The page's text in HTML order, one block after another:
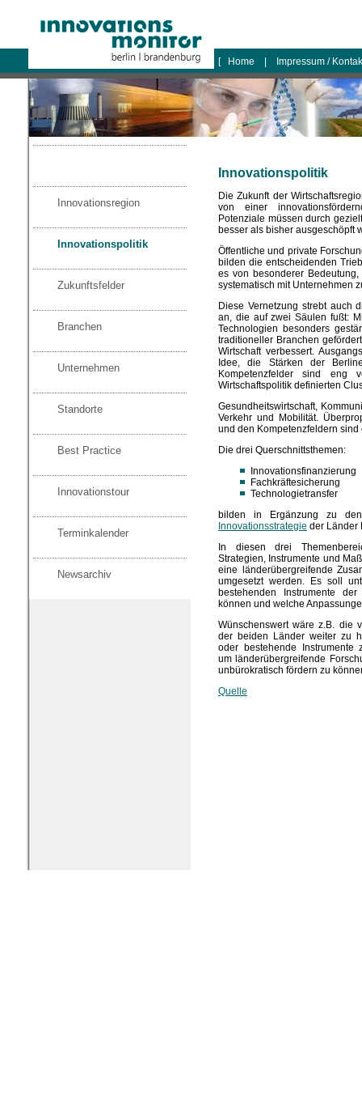
logo
[ Home Impressum /
Innovationsregion
Innovationspolitik
Zukunftsfelder
Branchen
Unternehmen
Standorte
Best Practice
Innovationstour
Terminkalender
Newsarchiv
Innovationspolitik
Die Zukunft der
von einer
Potenziale müssen durch
besser als bisher ausgeschöpft
Öffentliche und private
bilden die entscheidenden
es von besonderer
systematisch mit Unternehmen
Diese Vernetzung strebt auch
an, die auf zwei Säulen fußt:
Technologien besonders
traditioneller Branchen
Wirtschaft verbessert.
Idee, die Stärken der
Kompetenzfelder sind eng
Wirtschaftspolitik definierten
Gesundheitswirtschaft,
Verkehr und Mobilität.
und den Kompetenzfeldern
Die drei Querschnittsthemen:
Innovationsfinanzierung
Fachkräftesicherung
Technologietransfer
bilden in Ergänzung zu
Innovationsstrategie der Länder
In diesen drei
Strategien, Instrumente und
eine länderübergreifende
umgesetzt werden. Es soll
bestehenden Instrumente
können und welche
Wünschenswert wäre z.B. die
der beiden Länder weiter zu
oder bestehende Instrumente
um länderübergreifende
unbürokratisch fördern zu
Quelle